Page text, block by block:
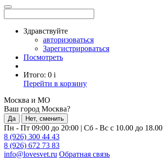
Здравствуйте
авторизоваться
Зарегистрироваться
Посмотреть
Итого: 0 i
Перейти в корзину
Москва и МО
Ваш город Москва?
Да Нет, сменить
Пн - Пт 09:00 до 20:00 | Сб - Вс с 10.00 до 18.00
8 (926) 300 44 43
8 (926) 672 73 83
info@lovesvet.ru Обратная связь